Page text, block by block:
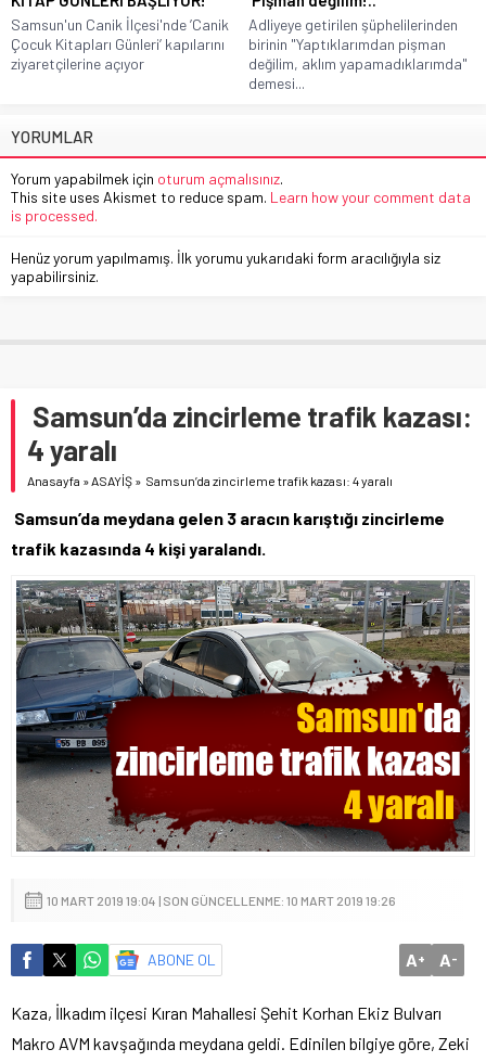
Samsun'un Canik İlçesi'nde ’Canik
Çocuk Kitapları Günleri’ kapılarını
ziyaretçilerine açıyor
Adliyeye getirilen şüphelilerinden
birinin "Yaptıklarımdan pişman
değilim, aklım yapamadıklarımda"
demesi...
YORUMLAR
Yorum yapabilmek için oturum açmalısınız.
This site uses Akismet to reduce spam. Learn how your comment data
is processed.
Henüz yorum yapılmamış. İlk yorumu yukarıdaki form aracılığıyla siz
yapabilirsiniz.
Samsun’da zincirleme trafik kazası:
4 yaralı
Anasayfa » ASAYİŞ » Samsun’da zincirleme trafik kazası: 4 yaralı
Samsun’da meydana gelen 3 aracın karıştığı zincirleme
trafik kazasında 4 kişi yaralandı.
10 MART 2019 19:04 | SON GÜNCELLENME: 10 MART 2019 19:26
ABONE OL A+ A-
Kaza, İlkadım ilçesi Kıran Mahallesi Şehit Korhan Ekiz Bulvarı
Makro AVM kavşağında meydana geldi. Edinilen bilgiye göre, Zeki